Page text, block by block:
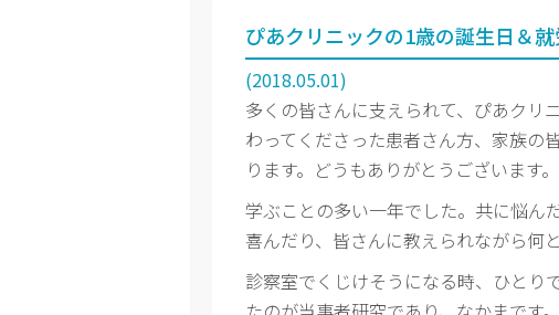
ぴあクリニックの1歳の誕生日＆
(2018.05.01)
多くの皆さんに支えられて、ぴあクリ
わってくださった患者さん方、家族の
ります。どうもありがとうございます。
学ぶことの多い一年でした。共に悩ん
喜んだり、皆さんに教えられながら何
診察室でくじけそうになる時、ひとり